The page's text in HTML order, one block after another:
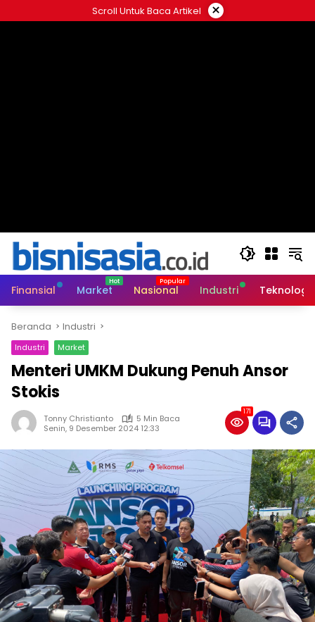
ke
Scroll Untuk Baca Artikel ×
Finansial Market Nasional Industri Teknologi
Beranda Industri
Industri Market
Menteri UMKM Dukung Penuh Ansor
Stokis
Tonny Christianto
5 Min Baca
Senin, 9 Desember 2024 12:33
171